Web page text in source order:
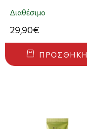
80ml
Διαθέσιμο
29,90€
ΠΡΟΣΘΉΚΗ